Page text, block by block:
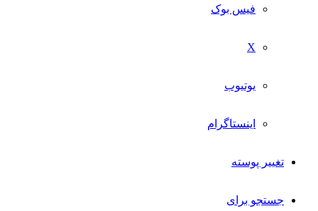
فیس بوک
X
یوتیوب
اینستاگرام
تغییر پوسته
جستجو برای